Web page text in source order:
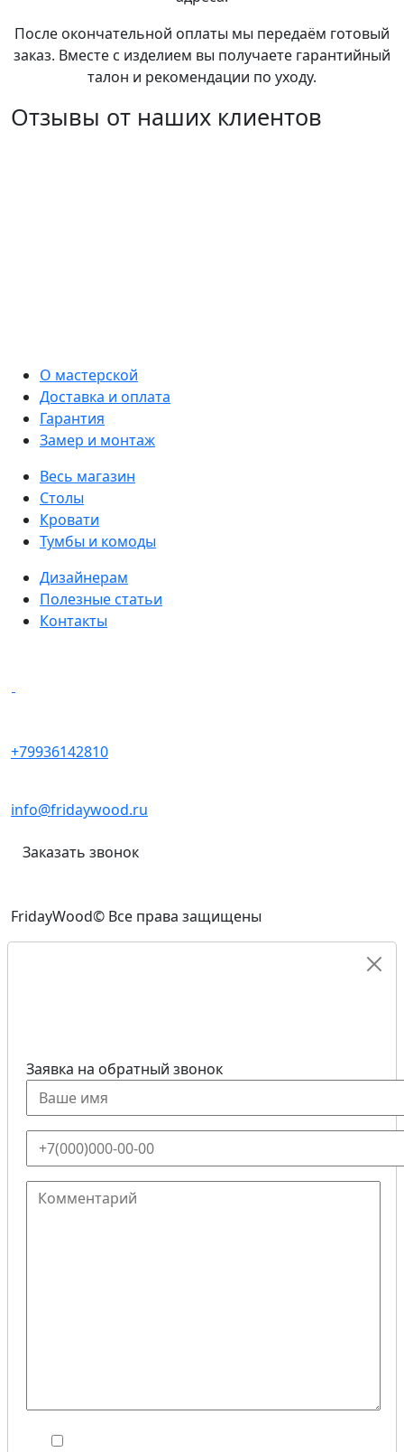
После окончательной оплаты мы передаём готовый
заказ. Вместе с изделием вы получаете гарантийный
талон и рекомендации по уходу.
Отзывы от наших клиентов
О мастерской
Доставка и оплата
Гарантия
Замер и монтаж
Весь магазин
Столы
Кровати
Тумбы и комоды
Дизайнерам
Полезные статьи
Контакты
+79936142810
info@fridaywood.ru
Заказать звонок
FridayWood© Все права защищены
Заявка на обратный звонок